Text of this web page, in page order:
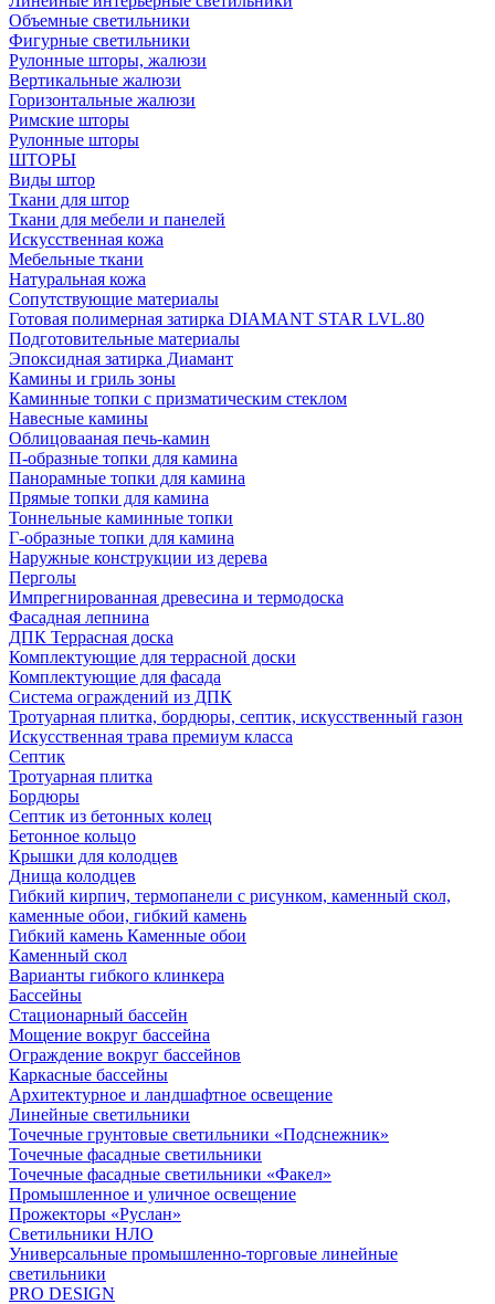
Объемные светильники
Фигурные светильники
Рулонные шторы, жалюзи
Вертикальные жалюзи
Горизонтальные жалюзи
Римские шторы
Рулонные шторы
ШТОРЫ
Виды штор
Ткани для штор
Ткани для мебели и панелей
Искусственная кожа
Мебельные ткани
Натуральная кожа
Сопутствующие материалы
Готовая полимерная затирка DIAMANT STAR LVL.80
Подготовительные материалы
Эпоксидная затирка Диамант
Камины и гриль зоны
Каминные топки с призматическим стеклом
Навесные камины
Облицовааная печь-камин
П-образные топки для камина
Панорамные топки для камина
Прямые топки для камина
Тоннельные каминные топки
Г-образные топки для камина
Наружные конструкции из дерева
Перголы
Импрегнированная древесина и термодоска
Фасадная лепнина
ДПК Террасная доска
Комплектующие для террасной доски
Комплектующие для фасада
Система ограждений из ДПК
Тротуарная плитка, бордюры, септик, искусственный газон
Искусственная трава премиум класса
Септик
Тротуарная плитка
Бордюры
Септик из бетонных колец
Бетонное кольцо
Крышки для колодцев
Днища колодцев
Гибкий кирпич, термопанели с рисунком, каменный скол,
каменные обои, гибкий камень
Гибкий камень Каменные обои
Каменный скол
Варианты гибкого клинкера
Бассейны
Стационарный бассейн
Мощение вокруг бассейна
Ограждение вокруг бассейнов
Каркасные бассейны
Архитектурное и ландшафтное освещение
Линейные светильники
Точечные грунтовые светильники «Подснежник»
Точечные фасадные светильники
Точечные фасадные светильники «Факел»
Промышленное и уличное освещение
Прожекторы «Руслан»
Светильники НЛО
Универсальные промышленно-торговые линейные
светильники
PRO DESIGN